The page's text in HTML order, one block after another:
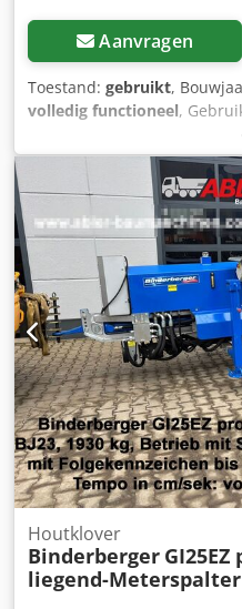
Aanvragen
Toestand: gebruikt,
volledig functioneel,
slangsnijmachine, volledig
gebruik. Kan ter plaatse
Dedozphrqspfx Aidowa
Houtklover
Binderberger
liegend-Meterspalter